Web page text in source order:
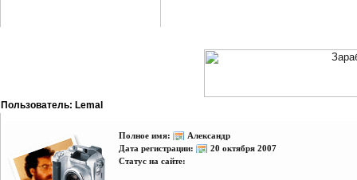
Пользователь: Lemal
Полное имя:
Александр
Дата регистрации:
20 октября 2007
Статус на сайте: